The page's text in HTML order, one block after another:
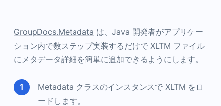
GroupDocs.Metadata は、Java 開発者がアプリケー
ション内で数ステップ実装するだけで XLTM ファイル
にメタデータ詳細を簡単に追加できるようにします。
Metadata クラスのインスタンスで XLTM をロ
ードします。